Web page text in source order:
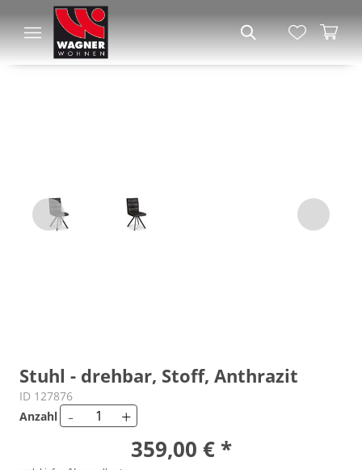
Stuhl - drehbar, Stoff, Anthrazit
ID 127876
Anzahl
- +
359,00 € *